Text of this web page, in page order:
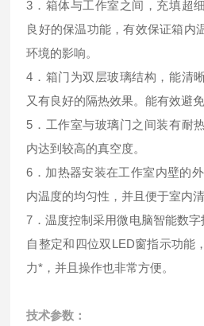
3．箱体与工作室之间，充填超
良好的保温功能，有效保证箱内
环境的影响。
4．箱门为双层玻璃结构，能清
又有良好的隔热效果。能有效避
5．工作室与玻璃门之间装有耐
内达到较高的真空度。
6．加热器安装在工作室内壁的
内温度的均匀性，并且便于室内清
7．温度控制采用微电脑智能数
自整定和四位双LED窗指示功能
力*，并且操作也非常方便。
技术参数：